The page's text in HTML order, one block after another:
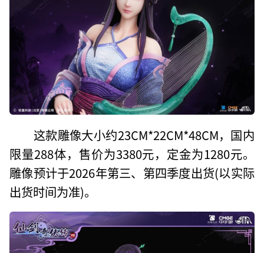
这款雕像大小约23CM*22CM*48CM，国内
限量288体，售价为3380元，定金为1280元。
雕像预计于2026年第三、第四季度出货(以实际
出货时间为准)。